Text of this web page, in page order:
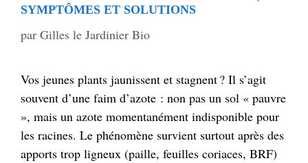
SYMPTÔMES ET SOLUTIONS
par Gilles le Jardinier Bio
Vos jeunes plants jaunissent et stagnent ? Il s’agit
souvent d’une faim d’azote : non pas un sol « pauvre
», mais un azote momentanément indisponible pour
les racines. Le phénomène survient surtout après des
apports trop ligneux (paille, feuilles coriaces, BRF)